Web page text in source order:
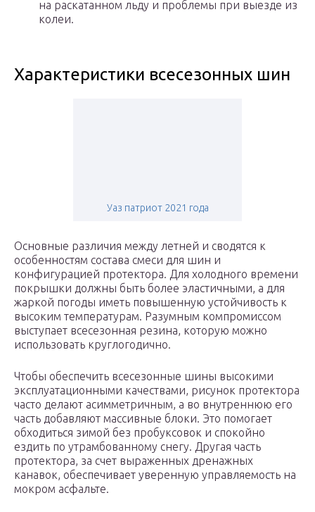
на раскатанном льду и проблемы при выезде из
колеи.
Характеристики всесезонных шин
Уаз патриот 2021 года
Основные различия между летней и сводятся к
особенностям состава смеси для шин и
конфигурацией протектора. Для холодного времени
покрышки должны быть более эластичными, а для
жаркой погоды иметь повышенную устойчивость к
высоким температурам. Разумным компромиссом
выступает всесезонная резина, которую можно
использовать круглогодично.
Чтобы обеспечить всесезонные шины высокими
эксплуатационными качествами, рисунок протектора
часто делают асимметричным, а во внутреннюю его
часть добавляют массивные блоки. Это помогает
обходиться зимой без пробуксовок и спокойно
ездить по утрамбованному снегу. Другая часть
протектора, за счет выраженных дренажных
канавок, обеспечивает уверенную управляемость на
мокром асфальте.